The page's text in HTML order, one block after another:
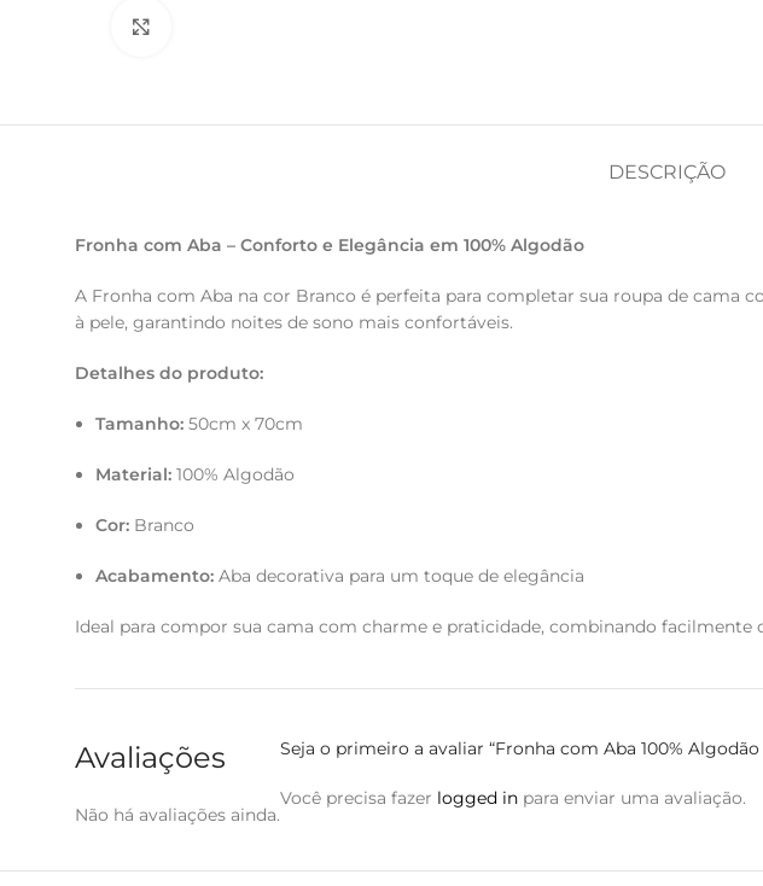
DESCRIÇÃO
Fronha com Aba – Conforto e Elegância em 100% Algodão
A Fronha com Aba na cor Branco é perfeita para completar sua roupa de cama
à pele, garantindo noites de sono mais confortáveis.
Detalhes do produto:
Tamanho: 50cm x 70cm
Material: 100% Algodão
Cor: Branco
Acabamento: Aba decorativa para um toque de elegância
Ideal para compor sua cama com charme e praticidade, combinando facilmente
Avaliações
Não há avaliações ainda.
Seja o primeiro a avaliar “Fronha com Aba 100%
Você precisa fazer logged in para enviar uma avaliação.